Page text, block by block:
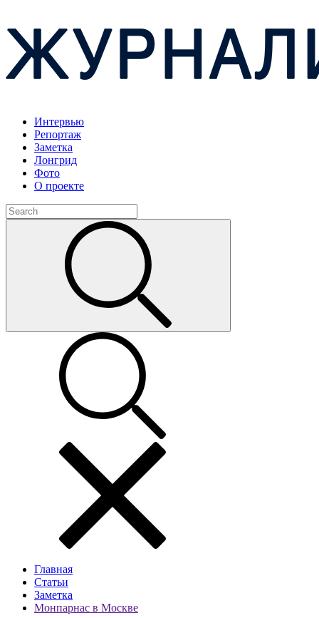
Интервью
Репортаж
Заметка
Лонгрид
Фото
О проекте
Главная
Статьи
Заметка
Монпарнас в Москве